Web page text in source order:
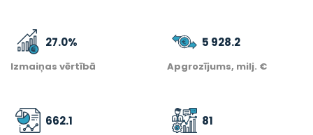
27.0%
Izmaiņas vērtībā
5 928.2
Apgrozījums, milj. €
662.1 81